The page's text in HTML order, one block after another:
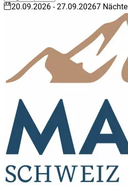
20.09.2026 -27.09.20267 Nächte